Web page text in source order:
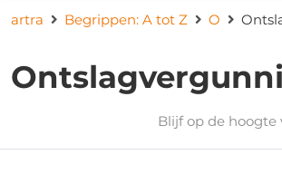
artra Begrippen: A tot Z O
Blijf op de hoogte